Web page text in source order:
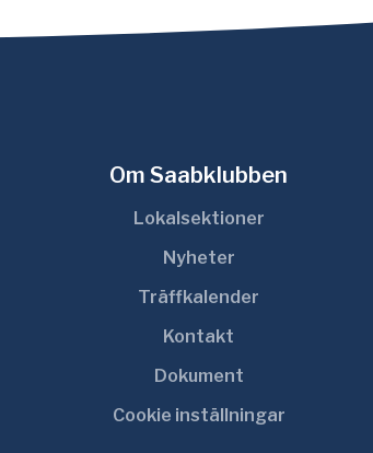
Om Saabklubben
Lokalsektioner
Nyheter
Träffkalender
Kontakt
Dokument
Cookie inställningar